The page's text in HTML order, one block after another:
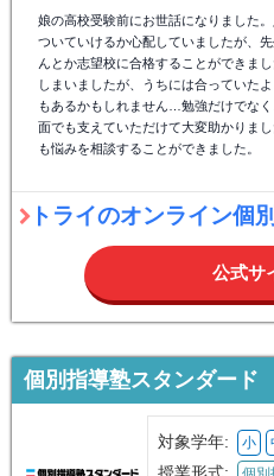
とても良かったと思います。
保護者（高1）
トライのオンライン個別指
んとか志望校に合格することができま
しまいましたが、うちには合っていた
もあるかもしれません…勉強だけでな
面でも支えていただけて大変助かりま
も悩みを相談することができました。
トライのオンライン個
公式サ